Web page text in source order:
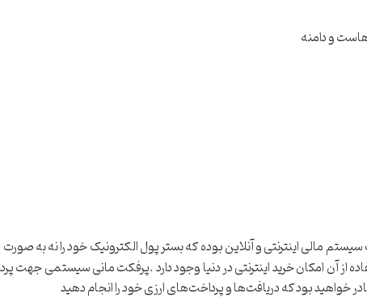
و دامنه
سیستم مالی اینترنتی و آنلاین بوده که بستر پول الکترونیک خود را نه به
از آن امکان خرید اینترنتی در دنیا وجود دارد .پرفکت مانی سیستمی جهت
خواهید بود که دریافت‌ها و پرداخت‌های ارزی خود را انجام دهید